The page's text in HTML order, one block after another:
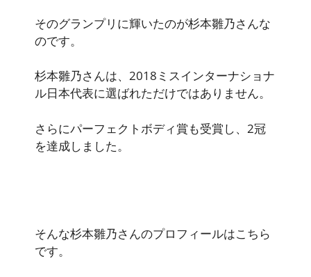
そのグランプリに輝いたのが杉本雛乃さんな
のです。
杉本雛乃さんは、2018ミスインターナショナ
ル日本代表に選ばれただけではありません。
さらにパーフェクトボディ賞も受賞し、2冠
を達成しました。
そんな杉本雛乃さんのプロフィールはこちら
です。